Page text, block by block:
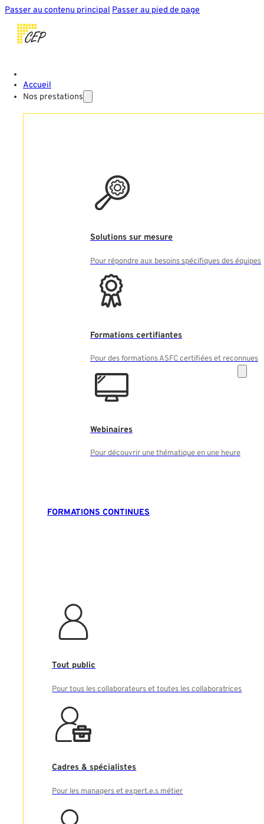
Passer au contenu principal Passer au pied de page
Accueil
Nos prestations
Solutions sur mesure
Pour répondre aux besoins spécifiques des équipes
Formations certifiantes
Pour des formations ASFC certifiées et reconnues
Webinaires
Pour découvrir une thématique en une heure
FORMATIONS CONTINUES
Tout public
Pour tous les collaborateurs et toutes les collaboratrices
Cadres & spécialistes
Pour les managers et expert.e.s métier